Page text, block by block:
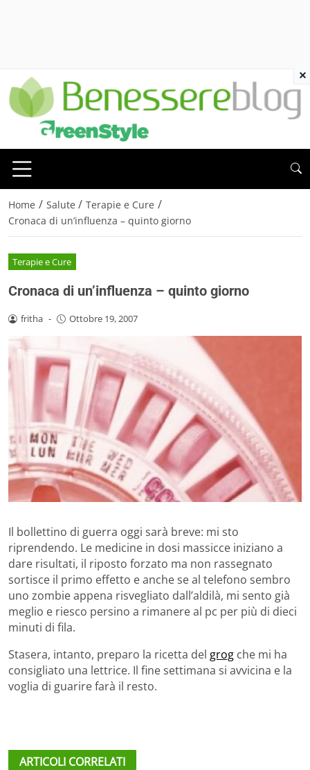
Home / Salute / Terapie e Cure /
Cronaca di un’influenza – quinto giorno
Terapie e Cure
Cronaca di un’influenza – quinto giorno
fritha - Ottobre 19, 2007
Il bollettino di guerra oggi sarà breve: mi sto
riprendendo. Le medicine in dosi massicce iniziano a
dare risultati, il riposto forzato ma non rassegnato
sortisce il primo effetto e anche se al telefono sembro
uno zombie appena risvegliato dall’aldilà, mi sento già
meglio e riesco persino a rimanere al pc per più di dieci
minuti di fila.
Stasera, intanto, preparo la ricetta del grog che mi ha
consigliato una lettrice. Il fine settimana si avvicina e la
voglia di guarire farà il resto.
ARTICOLI CORRELATI
×